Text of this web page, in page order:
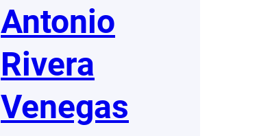
Antonio
Rivera
Venegas